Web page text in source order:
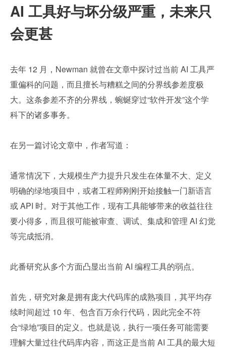
AI 工具好与坏分级严重，未来只
会更甚
去年 12 月，Newman 就曾在文章中探讨过当前 AI 工具严
重偏科的问题，而且擅长与糟糕之间的分界线参差度极
大。这条参差不齐的分界线，蜿蜒穿过“软件开发”这个学
科下的诸多事务。
在另一篇讨论文章中，作者写道：
通常情况下，大规模生产力提升只发生在体量不大、定义
明确的绿地项目中，或者工程师刚刚开始接触一门新语言
或 API 时。对于其他工作，现有工具能够带来的收益往往
要小得多，而且很可能被审查、调试、集成和管理 AI 幻觉
等完成抵消。
此番研究从多个方面凸显出当前 AI 编程工具的弱点。
首先，研究对象是拥有庞大代码库的成熟项目，其平均存
续时间超过 10 年、包含百万余行代码，因此完全不符
合“绿地”项目的定义。也就是说，执行一项任务可能需要
理解大量过往代码库内容，而这正是当前 AI 工具的最大短